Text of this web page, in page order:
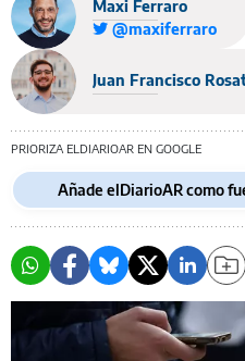
Maxi Ferraro
@maxiferraro
Juan Francisco
PRIORIZA ELDIARIOAR EN GOOGLE
Añade elDiarioAR como